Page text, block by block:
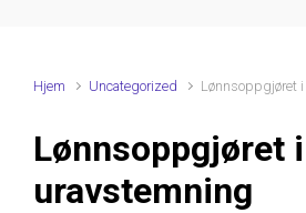
Hjem Uncategorized Lønnsoppgjøret
Lønnsoppgjøret
uravstemning